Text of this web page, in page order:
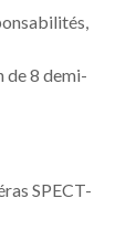
de 8 demi-
SPECT-